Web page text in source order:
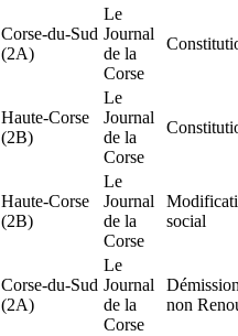
Corse-du-Sud
(2A)
Le
Journal
de la
Corse
Haute-Corse
(2B)
Le
Journal
de la
Corse
Haute-Corse
(2B)
Le
Journal
de la
Corse
social
Corse-du-Sud
(2A)
Le
Journal
de la
Corse
non